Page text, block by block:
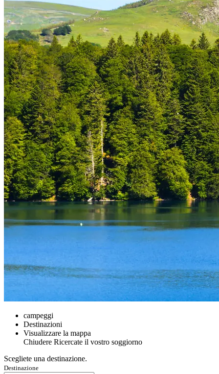
campeggi
Destinazioni
Visualizzare la mappa
Chiudere Ricercate il vostro soggiorno
Scegliete una destinazione.
Destinazione